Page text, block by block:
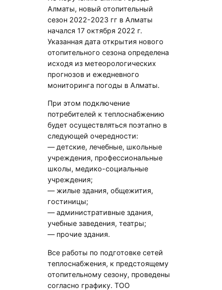
Алматы, новый отопительный
сезон 2022-2023 гг в Алматы
начался 17 октября 2022 г.
Указанная дата открытия нового
отопительного сезона определена
исходя из метеорологических
прогнозов и ежедневного
мониторинга погоды в Алматы.
При этом подключение
потребителей к теплоснабжению
будет осуществляться поэтапно в
следующей очередности:
— детские, лечебные, школьные
учреждения, профессиональные
школы, медико-социальные
учреждения;
— жилые здания, общежития,
гостиницы;
— административные здания,
учебные заведения, театры;
— прочие здания.
Все работы по подготовке сетей
теплоснабжения, к предстоящему
отопительному сезону, проведены
согласно графику. ТОО